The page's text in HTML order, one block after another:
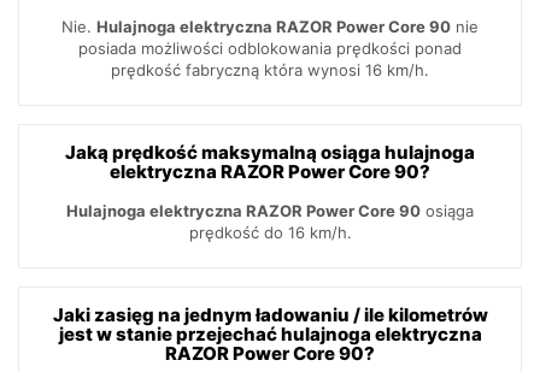
Nie. Hulajnoga elektryczna RAZOR Power Core 90 nie
posiada możliwości odblokowania prędkości ponad
prędkość fabryczną która wynosi 16 km/h.
Jaką prędkość maksymalną osiąga hulajnoga
elektryczna RAZOR Power Core 90?
Hulajnoga elektryczna RAZOR Power Core 90 osiąga
prędkość do 16 km/h.
Jaki zasięg na jednym ładowaniu / ile kilometrów
jest w stanie przejechać hulajnoga elektryczna
RAZOR Power Core 90?